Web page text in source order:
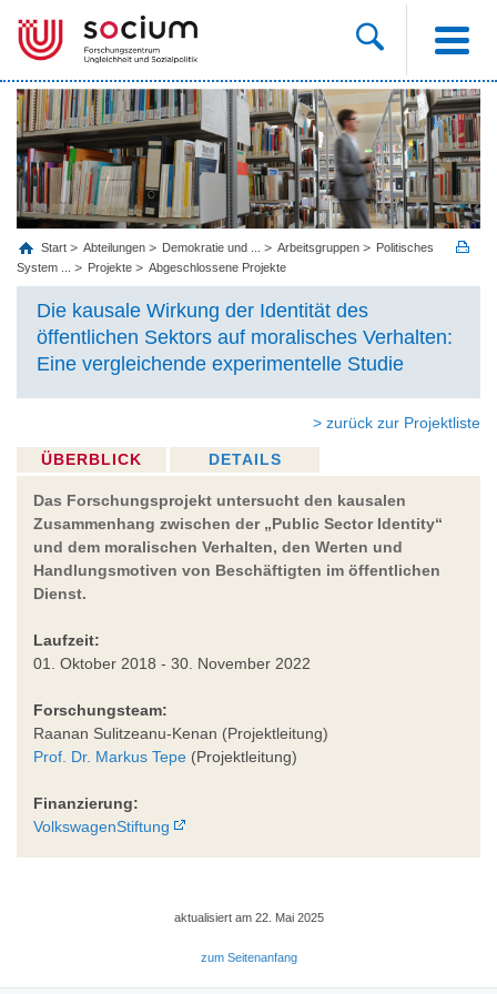
Start Abteilungen Demokratie und ... Arbeitsgruppen
Politisches
System ...
Projekte Abgeschlossene Projekte
Die kausale Wirkung der Identität des
öffentlichen Sektors auf moralisches Verhalten:
Eine vergleichende experimentelle Studie
> zurück zur Projektliste
ÜBERBLICK DETAILS
Das Forschungsprojekt untersucht den kausalen
Zusammenhang zwischen der „Public Sector Identity“
und dem moralischen Verhalten, den Werten und
Handlungsmotiven von Beschäftigten im öffentlichen
Dienst.
Laufzeit:
01. Oktober 2018 - 30. November 2022
Forschungsteam:
Raanan Sulitzeanu-Kenan (Projektleitung)
Prof. Dr. Markus Tepe (Projektleitung)
Finanzierung:
VolkswagenStiftung
aktualisiert am 22. Mai 2025
zum Seitenanfang